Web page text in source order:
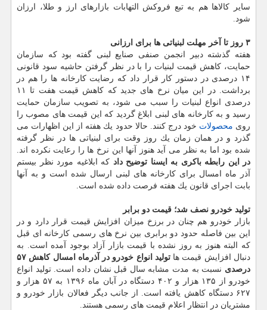
سایر كالاها هم به تبع فروكش التهابات بازارهای ارز و طلا، ارزان
شود.
۳ روز تا آخر مهلت لبنیاتی ها برای ارزانی
هفته گذشته دبیر انجمن صنفی صنایع لبنی گفته بود كه سازمان
حمایت، كاهش قیمت لبنیات را با در نظر گرفتن حاشیه سود قانونی
۱۴ درصدی در دستور كار قرار داد كه رضایت كارخانه ها را هم در
برداشت. در این میان نرخ های جدید كه كاهش قیمت هفت تا ۱۱
درصدی انواع لبنیات را سبب می شود، به تصویب سازمان حمایت
رسید و به كارخانه های لبنی ابلاغ گردید كه این قیمت های مصوب را
روی محصولات خود درج كنند. حالا حدود یك هفته از این اظهارات می
گذرد و در همان زمان یك روز وقت برای لبنیاتی ها در نظر گرفته
شده بود اما به نظر می آید هنوز آنها این نرخ ها را رعایت نكرده اند.
در این رابطه باكری به ایسنا توضیح داد كه ابلاغیه مورد نظر بیستم
آذر ماه امسال برای كارخانه های لبنی ارسال شده است و به آنها
بابت اجرای قانون یك هفته فرصت داده شده است.
تولید خودرو نصف شد؛ قیمت دو برابر
بازار خودرو هم چنان در برزخ میزان افزایش قیمت قرار دارد و در
این بین فاصله حدود دو برابری بین نرخ های رسمی كارخانه ای قبل
كه البته هنوز به روز نشده با قیمت بازار آزاد بوجود آمده است. به
دنبال افزایش قیمت ها
تولید انواع خودرو در آذرماه امسال كاهش ۵۷
درصدی نسبت به مدت مشابه سال قبل نشان داده است. تولید انواع
خودرو از ۱۳۵ هزار و ۴۰۲ دستگاه در آبان ماه ۱۳۹۶ به ۵۷ هزار و
۶۲۷ دستگاه كاهش یافته است. از جانب دیگر فعالان بازار خودرو و
مشتریان در انتظار اعلام قیمت های رسمی هستند.